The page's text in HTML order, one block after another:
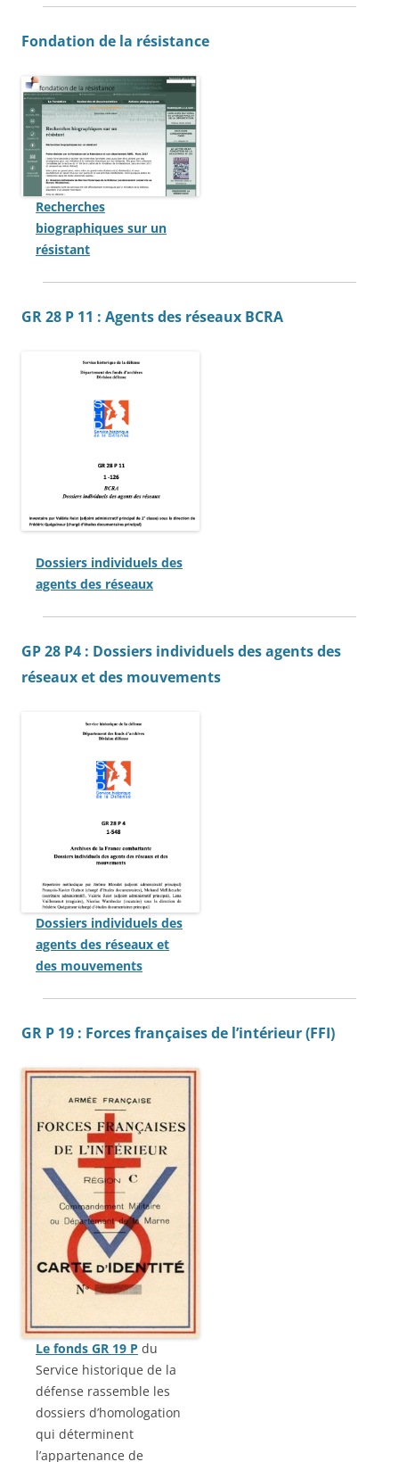
Fondation de la résistance
Recherches
biographiques sur un
résistant
GR 28 P 11 : Agents des réseaux BCRA
Dossiers individuels des
agents des réseaux
GP 28 P4 : Dossiers individuels des agents des
réseaux et des mouvements
Dossiers individuels des
agents des réseaux et
des mouvements
GR P 19 : Forces françaises de l’intérieur (FFI)
Le fonds GR 19 P du
Service historique de la
défense rassemble les
dossiers d’homologation
qui déterminent
l’appartenance de